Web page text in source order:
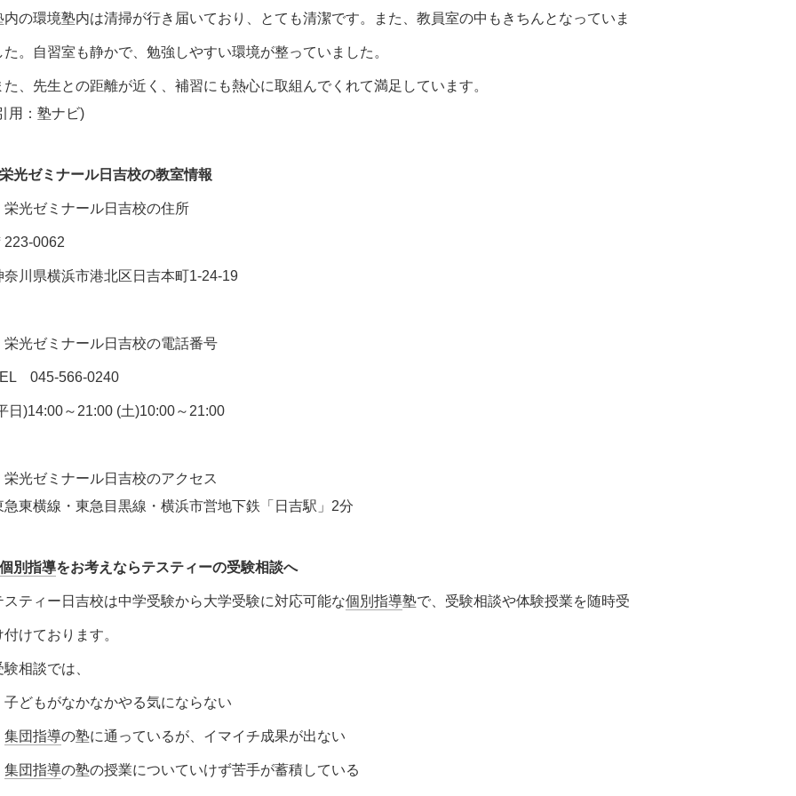
内の環境塾内は清掃が行き届いており、とても清潔です。また、教員室の中もきちんとなっていま
た。自習室も静かで、勉強しやすい環境が整っていました。
、 先生との距離が近く、補習にも熱心に取組んでくれて満足しています。
用： 塾ナビ)
光ゼミナール日吉校の教室情報
栄光ゼミナール日吉校の住所
223-0062
奈川県横浜市港北区日吉本町1-24-19
栄光ゼミナール日吉校の電話番号
045-566-0240
日)14:00～21:00 (土)10:00～21:00
栄光ゼミナール日吉校のアクセス
急東横線・東急目黒線・横浜市営地下鉄「日吉駅」2分
個別指導をお考えならテスティーの受験相談へ
スティー日吉校は中学受験から大学受験に対応可能な個別指導塾で、受験相談や体験授業を随時受
付けております。
験相談では、
子どもがなかなかやる気にならない
集団指導の塾に通っているが、イマイチ成果が出ない
集団指導の塾の授業についていけず苦手が蓄積している